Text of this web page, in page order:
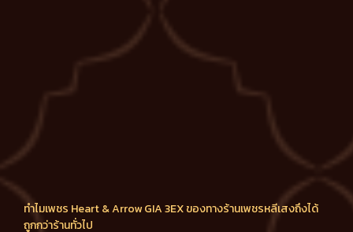
ทำไมเพชร Heart & Arrow GIA 3EX ของทางร้านเพชรหลีเสงถึงได้
ถูกกว่าร้านทั่วไป